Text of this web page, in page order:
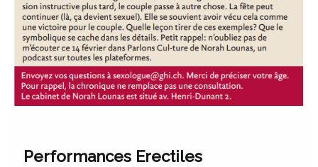
Performances Erectiles